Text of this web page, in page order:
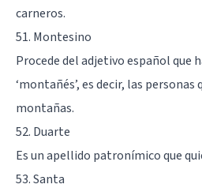
carneros.
51. Montesino
Procede del adjetivo español que
‘montañés’, es decir, las personas
montañas.
52. Duarte
Es un apellido patronímico que
53. Santa